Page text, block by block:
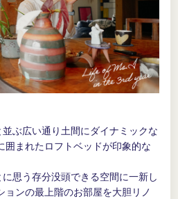
ぶ広い通り土間にダイナミックな
囲まれたロフトベッドが印象的な
思う存分没頭できる空間に一新し
ョンの最上階のお部屋を大胆リノ